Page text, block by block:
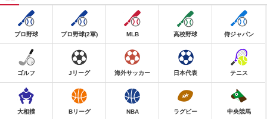
プロ野球 プロ野球(2軍) MLB 高校野球 侍ジャパン
ゴルフ Jリーグ 海外サッカー 日本代表 テニス
大相撲 Bリーグ NBA ラグビー 中央競馬